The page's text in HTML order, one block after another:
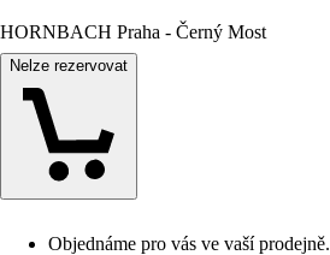
HORNBACH Praha - Černý Most
Nelze rezervovat
Objednáme pro vás ve vaší prodejně.